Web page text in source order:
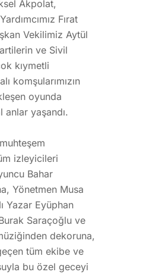
Akpolat,
Fırat
Vekilimiz Aytül
ve Sivil
kıymetli
komşularımızın
oyunda
yaşandı.
izleyicileri
Bahar
Yönetmen Musa
Yazar Eyüphan
Saraçoğlu ve
dekoruna,
tüm ekibe ve
bu özel geceyi